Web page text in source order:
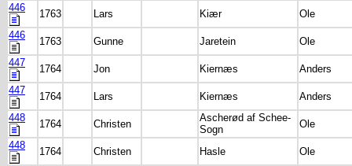
446
1763 Lars Kiær
Ole
446
1763 Gunne Jaretein
Ole
447
1764 Jon Kiernæs
Anders
447
1764 Lars Kiernæs
Anders
448
1764 Christen
Ascherød af Schee-
Sogn
Ole
448
1764 Christen Hasle
Ole